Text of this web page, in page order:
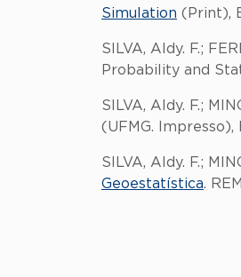
Simulation (Print),
SILVA, Aldy. F.;
Probability and
SILVA, Aldy. F.;
(UFMG. Impresso),
SILVA, Aldy. F.;
Geoestatística.